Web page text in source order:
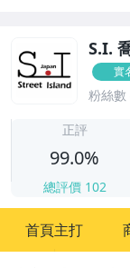
S.I.
實
粉絲數
正評
99.0%
總評價 102
首頁主打